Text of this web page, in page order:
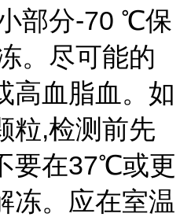
部分-70 ℃保
。尽可能的
高血脂血。如
粒,检测前先
要在37℃或更
冻。应在室温